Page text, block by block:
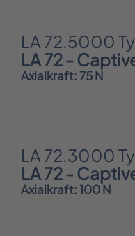
LA 72.5000
LA 72 -
Axialkraft: 75 N
LA 72.3000
LA 72 -
Axialkraft: 100 N